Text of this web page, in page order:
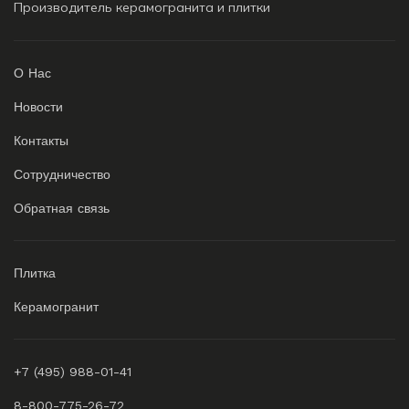
Производитель керамогранита и плитки
О Нас
Новости
Контакты
Сотрудничество
Обратная связь
Плитка
Керамогранит
+7 (495) 988-01-41
8-800-775-26-72